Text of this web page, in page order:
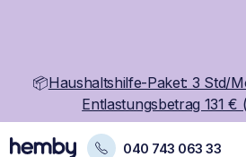
📦Haushaltshilfe-Paket: 3 Std/
Entlastungsbetrag 131 €
040 743 063 33